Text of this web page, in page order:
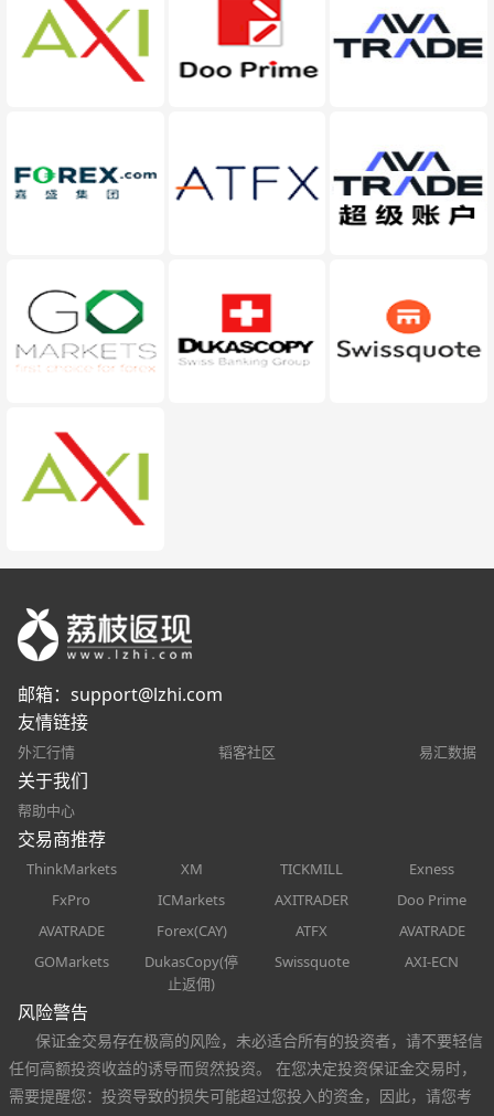
邮箱： support@lzhi.com
友情链接
外汇行情 韬客社区 易汇数据
关于我们
帮助中心
交易商推荐
ThinkMarkets XM TICKMILL
Exness
FxPro
ICMarkets AXITRADER
Doo Prime
AVATRADE
Forex(CAY) ATFX
AVATRADE
GOMarkets
DukasCopy(停
止返佣)
Swissquote AXI-ECN
风险警告
保证金交易存在极高的风险，未必适合所有的投资者，请不要轻信
任何高额投资收益的诱导而贸然投资。 在您决定投资保证金交易时，
需要提醒您：投资导致的损失可能超过您投入的资金，因此，请您考